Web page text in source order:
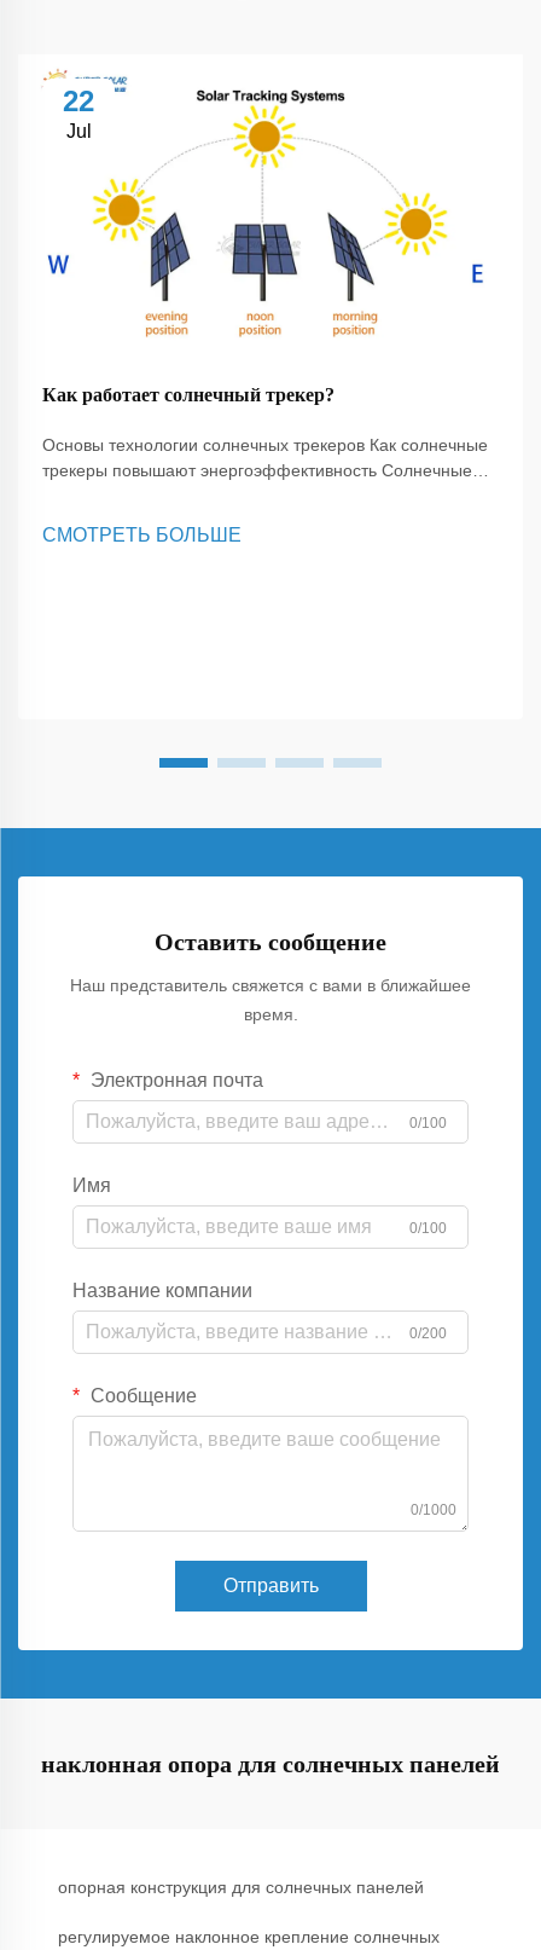
22
Jul
Как работает солнечный трекер?
Основы технологии солнечных трекеров Как солнечные
трекеры повышают энергоэффективность Солнечные
работают, регулируя ориентацию солнечных панелей в
СМОТРЕТЬ БОЛЬШЕ
Оставить сообщение
Наш представитель свяжется с вами в ближайшее
время.
Электронная почта
0/100
Имя
0/100
Название компании
0/200
Сообщение
0/1000
Отправить
наклонная опора для солнечных панелей
опорная конструкция для солнечных панелей
регулируемое наклонное крепление солнечных